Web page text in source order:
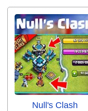
Null's Clash